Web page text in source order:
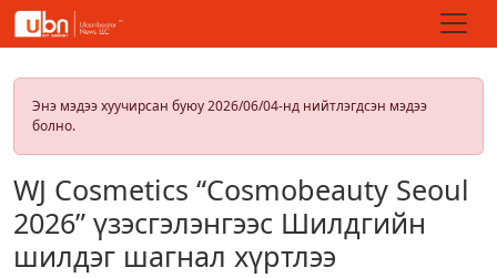
Энэ мэдээ хуучирсан буюу 2026/06/04-нд нийтлэгдсэн мэдээ
болно.
WJ Cosmetics “Cosmobeauty Seoul
2026” үзэсгэлэнгээс Шилдгийн
шилдэг шагнал хүртлээ